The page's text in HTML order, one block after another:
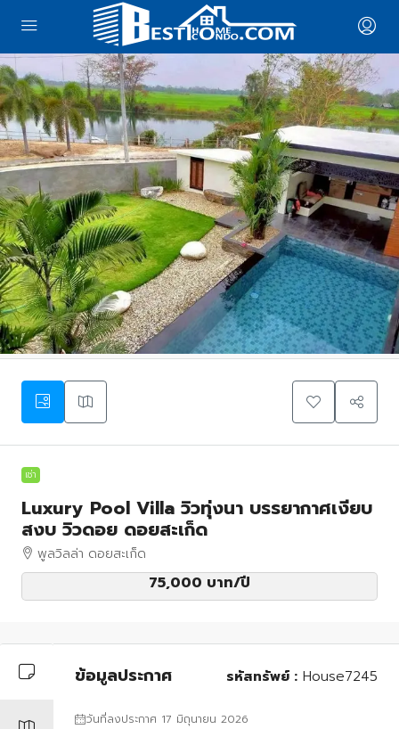
เช่า
Luxury Pool Villa วิวทุ่งนา บรรยากาศเงียบ
สงบ วิวดอย ดอยสะเก็ด
พูลวิลล่า ดอยสะเก็ด
75,000 บาท/ปี
ข้อมูลประกาศ รหัสทรัพย์ : House7245
วันที่ลงประกาศ 17 มิถุนายน 2026